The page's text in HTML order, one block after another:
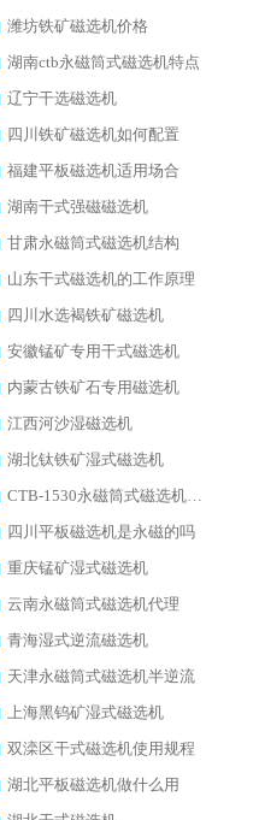
潍坊铁矿磁选机价格
湖南ctb永磁筒式磁选机特点
辽宁干选磁选机
四川铁矿磁选机如何配置
福建平板磁选机适用场合
湖南干式强磁磁选机
甘肃永磁筒式磁选机结构
山东干式磁选机的工作原理
四川水选褐铁矿磁选机
安徽锰矿专用干式磁选机
内蒙古铁矿石专用磁选机
江西河沙湿磁选机
湖北钛铁矿湿式磁选机
CTB-1530永磁筒式磁选机代理商
四川平板磁选机是永磁的吗
重庆锰矿湿式磁选机
云南永磁筒式磁选机代理
青海湿式逆流磁选机
天津永磁筒式磁选机半逆流
上海黑钨矿湿式磁选机
双滦区干式磁选机使用规程
湖北平板磁选机做什么用